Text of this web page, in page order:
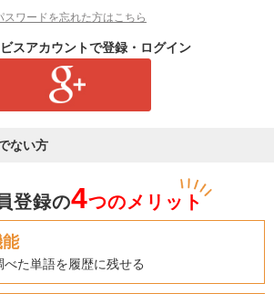
スワードを忘れた方はこちら
スアカウントで登録・ログイン
ない方
登録の4つのメリット
能
べた単語を履歴に残せる